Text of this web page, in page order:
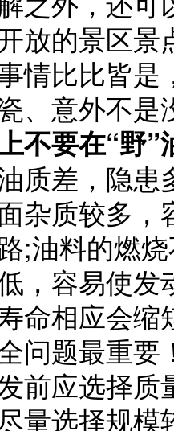
放的景区
情比比皆
、意外不是
不要在“野”
差，隐患
杂质较多
;油料的燃
，容易使
命相应会
问题最重要
应选择质
量选择规